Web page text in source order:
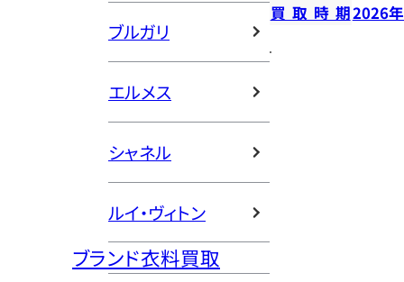
ブルガリ
エルメス
シャネル
ルイ・ヴィトン
ブランド衣料買取
買取時期2026